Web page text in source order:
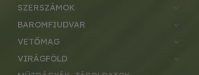
SZERSZÁMOK
BAROMFIUDVAR
VETŐMAG
VIRÁGFÖLD